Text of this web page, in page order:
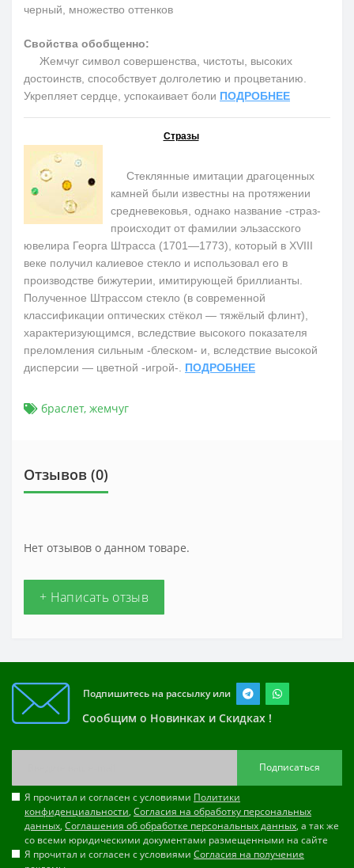
черный, множество оттенков
Свойства обобщенно:
Жемчуг символ совершенства, чистоты, высоких
достоинств, способствует долголетию и процветанию.
Укрепляет сердце, успокаивает боли ПОДРОБНЕЕ
Стразы
Стеклянные имитации драгоценных
камней были известны на протяжении
средневековья, однако название -страз-
происходит от фамилии эльзасского
ювелира Георга Штрасса (1701—1773), который в XVIII
веке получил калиевое стекло и использовал его в
производстве бижутерии, имитирующей бриллианты.
Полученное Штрассом стекло (в современной
классификации оптических стёкол — тяжёлый флинт),
характеризующимся, вследствие высокого показателя
преломления сильным -блеском- и, вследствие высокой
дисперсии — цветной -игрой-. ПОДРОБНЕЕ
браслет, жемчуг
Отзывов (0)
Нет отзывов о данном товаре.
+ Написать отзыв
Подпишитесь на рассылку или
Сообщим о Новинках и Скидках !
Подписаться
Я прочитал и согласен с условиями Политики
конфиденциальности, Согласия на обработку персональных
данных, Соглашения об обработке персональных данных, а так же
со всеми юридическими документами размещенными на сайте
Я прочитал и согласен с условиями Согласия на получение